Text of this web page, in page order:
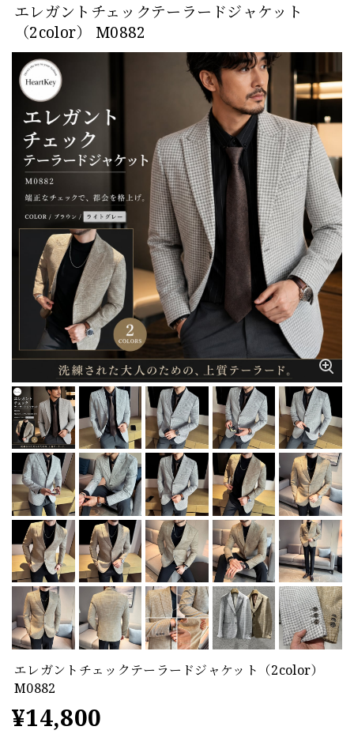
エレガントチェックテーラードジャケット
（2color） M0882
エレガントチェックテーラードジャケット（2color）
M0882
¥14,800